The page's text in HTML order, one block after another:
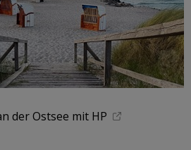
der Ostsee mit HP